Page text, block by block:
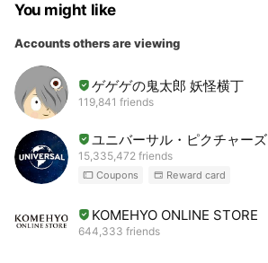
You might like
Accounts others are viewing
ゲゲゲの鬼太郎 妖怪横丁
119,841 friends
ユニバーサル・ピクチャーズ
15,335,472 friends
Coupons Reward card
KOMEHYO ONLINE STORE
644,333 friends